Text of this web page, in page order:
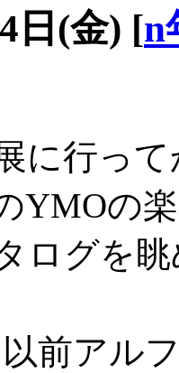
日(金) [n
に行っ
YMOの
ログを
前アル